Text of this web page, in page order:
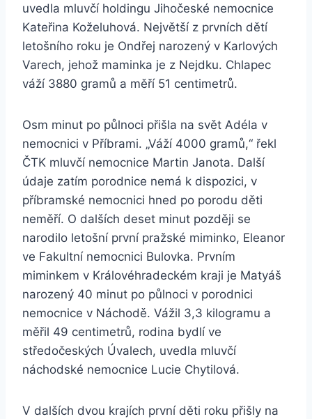
uvedla mluvčí holdingu Jihočeské nemocnice
Kateřina Koželuhová. Největší z prvních dětí
letošního roku je Ondřej narozený v Karlových
Varech, jehož maminka je z Nejdku. Chlapec
váží 3880 gramů a měří 51 centimetrů.
Osm minut po půlnoci přišla na svět Adéla v
nemocnici v Příbrami. „Váží 4000 gramů,“ řekl
ČTK mluvčí nemocnice Martin Janota. Další
údaje zatím porodnice nemá k dispozici, v
příbramské nemocnici hned po porodu děti
neměří. O dalších deset minut později se
narodilo letošní první pražské miminko, Eleanor
ve Fakultní nemocnici Bulovka. Prvním
miminkem v Královéhradeckém kraji je Matyáš
narozený 40 minut po půlnoci v porodnici
nemocnice v Náchodě. Vážil 3,3 kilogramu a
měřil 49 centimetrů, rodina bydlí ve
středočeských Úvalech, uvedla mluvčí
náchodské nemocnice Lucie Chytilová.
V dalších dvou krajích první děti roku přišly na